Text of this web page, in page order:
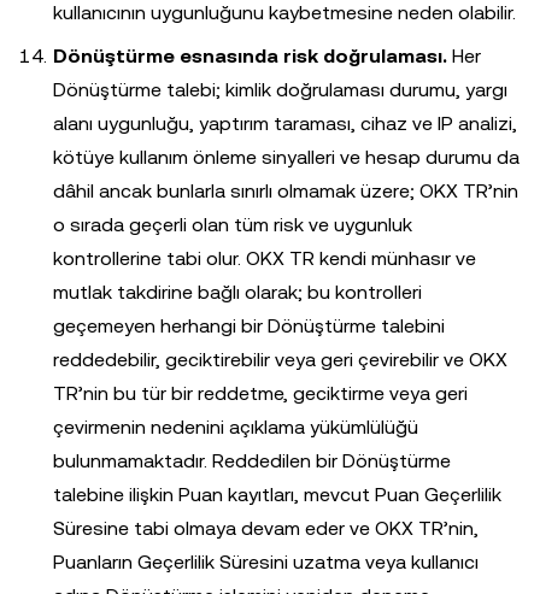
kullanıcının uygunluğunu kaybetmesine neden olabilir.
Dönüştürme esnasında risk doğrulaması. Her
Dönüştürme talebi; kimlik doğrulaması durumu, yargı
alanı uygunluğu, yaptırım taraması, cihaz ve IP analizi,
kötüye kullanım önleme sinyalleri ve hesap durumu da
dâhil ancak bunlarla sınırlı olmamak üzere; OKX TR’nin
o sırada geçerli olan tüm risk ve uygunluk
kontrollerine tabi olur. OKX TR kendi münhasır ve
mutlak takdirine bağlı olarak; bu kontrolleri
geçemeyen herhangi bir Dönüştürme talebini
reddedebilir, geciktirebilir veya geri çevirebilir ve OKX
TR’nin bu tür bir reddetme, geciktirme veya geri
çevirmenin nedenini açıklama yükümlülüğü
bulunmamaktadır. Reddedilen bir Dönüştürme
talebine ilişkin Puan kayıtları, mevcut Puan Geçerlilik
Süresine tabi olmaya devam eder ve OKX TR’nin,
Puanların Geçerlilik Süresini uzatma veya kullanıcı